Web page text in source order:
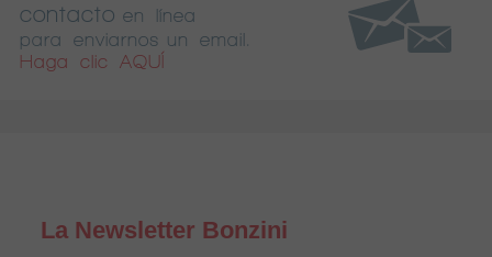
contacto en línea
para enviarnos un email.
Haga clic AQUÍ
La Newsletter Bonzini